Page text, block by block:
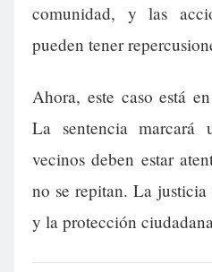
comunidad, y las
pueden tener
Ahora, este caso está
La sentencia marcará
vecinos deben estar
no se repitan. La
y la protección